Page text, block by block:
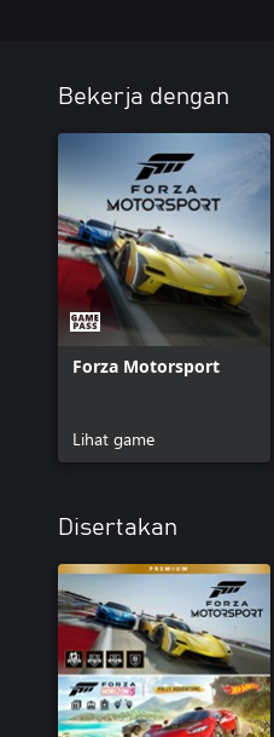
Bekerja dengan
Forza Motorsport
Lihat game
Disertakan